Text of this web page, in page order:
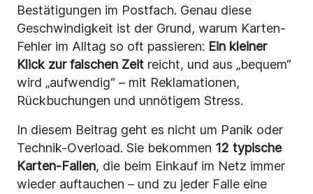
Bestätigungen im Postfach. Genau diese
Geschwindigkeit ist der Grund, warum Karten-
Fehler im Alltag so oft passieren: Ein kleiner
Klick zur falschen Zeit reicht, und aus „bequem“
wird „aufwendig“ – mit Reklamationen,
Rückbuchungen und unnötigem Stress.
In diesem Beitrag geht es nicht um Panik oder
Technik-Overload. Sie bekommen 12 typische
Karten-Fallen, die beim Einkauf im Netz immer
wieder auftauchen – und zu jeder Falle eine